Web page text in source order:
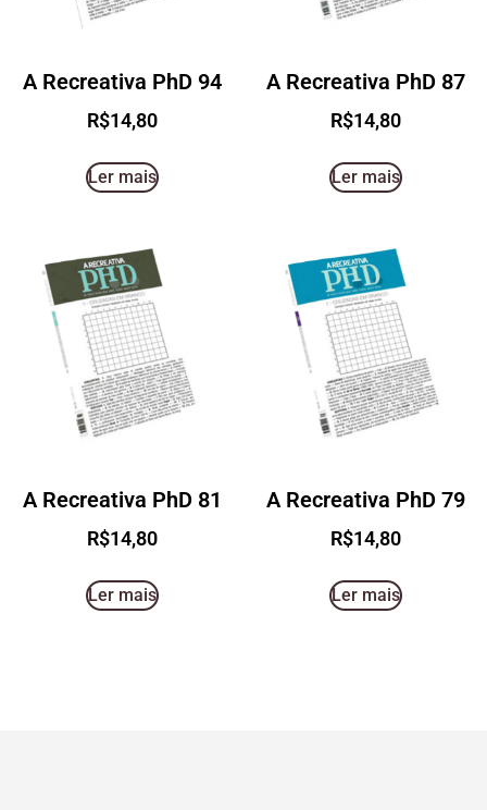
A Recreativa PhD 94
R$14,80
Ler mais
A Recreativa PhD 87
R$14,80
Ler mais
A Recreativa PhD 81
R$14,80
Ler mais
A Recreativa PhD 79
R$14,80
Ler mais